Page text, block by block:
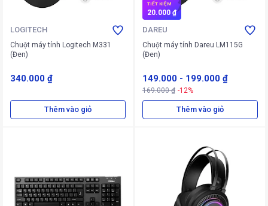
LOGITECH
Chuột máy tính Logitech M331
(Đen)
340.000 ₫
Thêm vào giỏ
TIẾT KIỆM
20.000 ₫
DAREU
Chuột máy tính Dareu LM115G
(Đen)
149.000 - 199.000 ₫
169.000 ₫ -12%
Thêm vào giỏ